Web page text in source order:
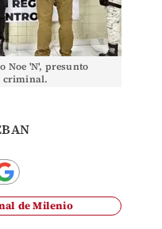
Noe 'N', presunto
criminal.
de Milenio